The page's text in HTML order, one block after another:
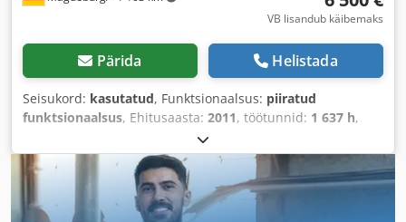
VB lisandub käibemaks
Pärida Helistada
Seisukord: kasutatud, Funktsionaalsus: piiratud
funktsionaalsus, Ehitusaasta: 2011, töötunnid: 1 637 h,